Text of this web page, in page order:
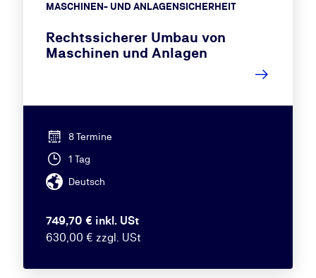
MASCHINEN- UND ANLAGENSICHERHEIT
Rechtssicherer Umbau von
Maschinen und Anlagen
8 Termine
1 Tag
Deutsch
749,70 € inkl. USt
630,00 € zzgl. USt